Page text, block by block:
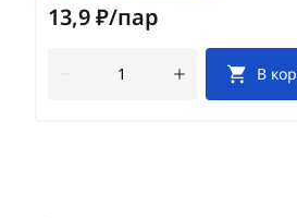
13,9 ₽/пар
В